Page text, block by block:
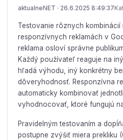
aktualneNET · 26.6.2025 8:49:37
Testovanie rôznych
responzívnych reklamách v
reklama osloví správne
Každý používateľ reaguje na
hľadá výhodu, iný konkrétny
dôveryhodnosť. Responzívna
automaticky kombinovať
vyhodnocovať, ktoré fungujú
Pravidelným testovaním a
postupne zvýšiť miera prekliku